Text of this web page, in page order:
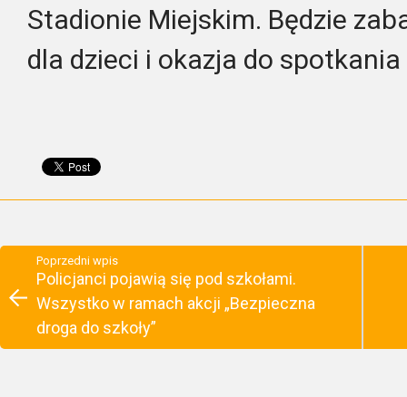
Stadionie Miejskim. Będzie
dla dzieci i okazja do
Poprzedni wpis
Policjanci pojawią się pod szkołami.
Wszystko w ramach akcji „Bezpieczna
droga do szkoły”